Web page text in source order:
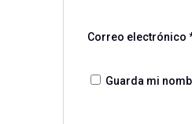
Correo electrónico
Guarda mi